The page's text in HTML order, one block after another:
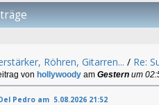
Röhren, Gitarren... / Re:
von hollywoody am Gesternum
Pedro am 5.08.2026 21:52